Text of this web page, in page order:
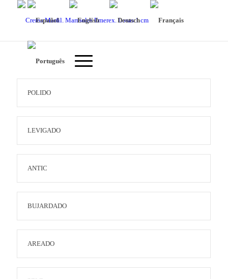
POLIDO
LEVIGADO
ANTIC
BUJARDADO
AREADO